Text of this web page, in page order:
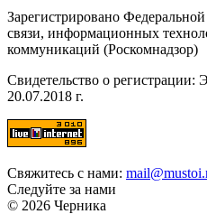
Зарегистрировано
связи, информационных
коммуникаций (Роскомнадзор)
Свидетельство о
20.07.2018 г.
Свяжитесь с нами:
Следуйте за нами
© 2026 Черника